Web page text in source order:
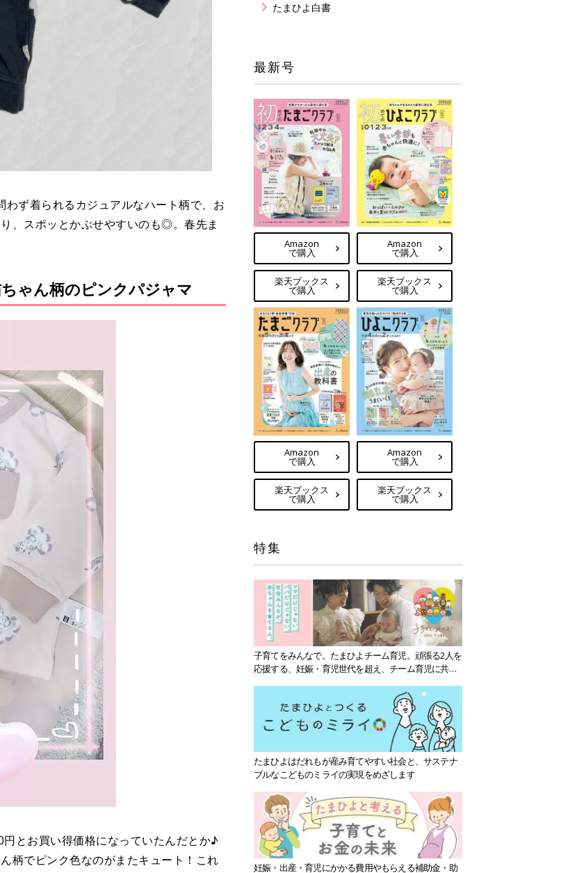
ず着られるカジュアルなハート柄で、お
、スポッとかぶせやすいのも◎。春先ま
ゃん柄のピンクパジャマ
とお買い得価格になっていたんだとか♪
柄でピンク色なのがまたキュート！これ
たまひよ白書
最新号
Amazon
で購入
楽天ブックス
で購入
Amazon
で購入
楽天ブックス
で購入
Amazon
で購入
楽天ブックス
で購入
Amazon
で購入
楽天ブックス
で購入
特集
子育てをみんなで。たまひよチーム育児。頑張る2人を
応援する、妊娠・育児世代を超え、チーム育児に共感
たまひよはだれもが産み育てやすい社会と、サステナ
ブルなこどものミライの実現をめざします
妊娠・出産・育児にかかる費用やもらえる補助金・助